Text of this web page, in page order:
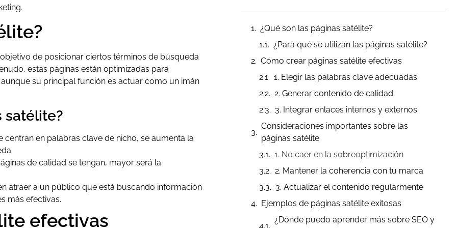
de posicionar ciertos términos de búsqueda
estas páginas están optimizadas para
su principal función es actuar como un imán
satélite?
centran en palabras clave de nicho, se aumenta la
de calidad se tengan, mayor será la
atraer a un público que está buscando información
más efectivas.
efectivas
¿Qué son las páginas satélite?
¿Para qué se utilizan las páginas satélite?
Cómo crear páginas satélite efectivas
1. Elegir las palabras clave adecuadas
2. Generar contenido de calidad
3. Integrar enlaces internos y externos
Consideraciones importantes sobre las
páginas satélite
1. No caer en la sobreoptimización
2. Mantener la coherencia con tu marca
3. Actualizar el contenido regularmente
Ejemplos de páginas satélite exitosas
¿Dónde puedo aprender más sobre SEO y